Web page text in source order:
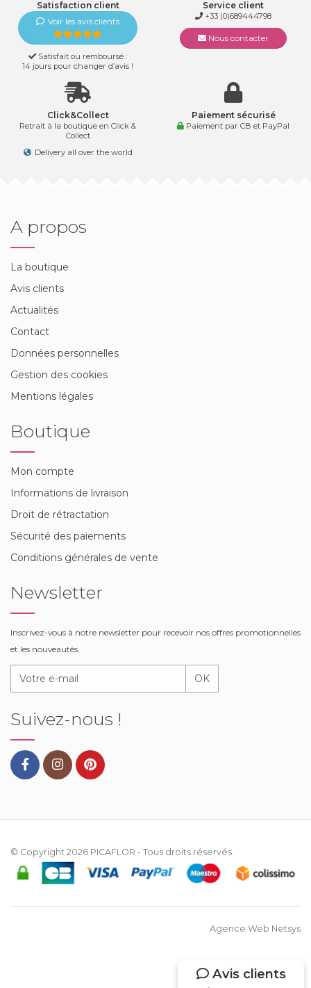
Satisfaction client
Voir les avis clients
Satisfait ou remboursé :
14 jours pour changer d’avis !
Service client
+33 (0)689444798
Nous contacter
Click&Collect
Retrait à la boutique en Click &
Collect
Delivery all over the world
Paiement sécurisé
Paiement par CB et PayPal
Avis clients
A propos
La boutique
Avis clients
Actualités
Contact
Données personnelles
Gestion des cookies
Mentions légales
Boutique
Mon compte
Informations de livraison
Droit de rétractation
Sécurité des paiements
Conditions générales de vente
Newsletter
Inscrivez-vous à notre newsletter pour recevoir nos offres promotionnelles
et les nouveautés.
OK
Suivez-nous !
© Copyright 2026 PICAFLOR - Tous droits réservés.
Agence Web Netsys